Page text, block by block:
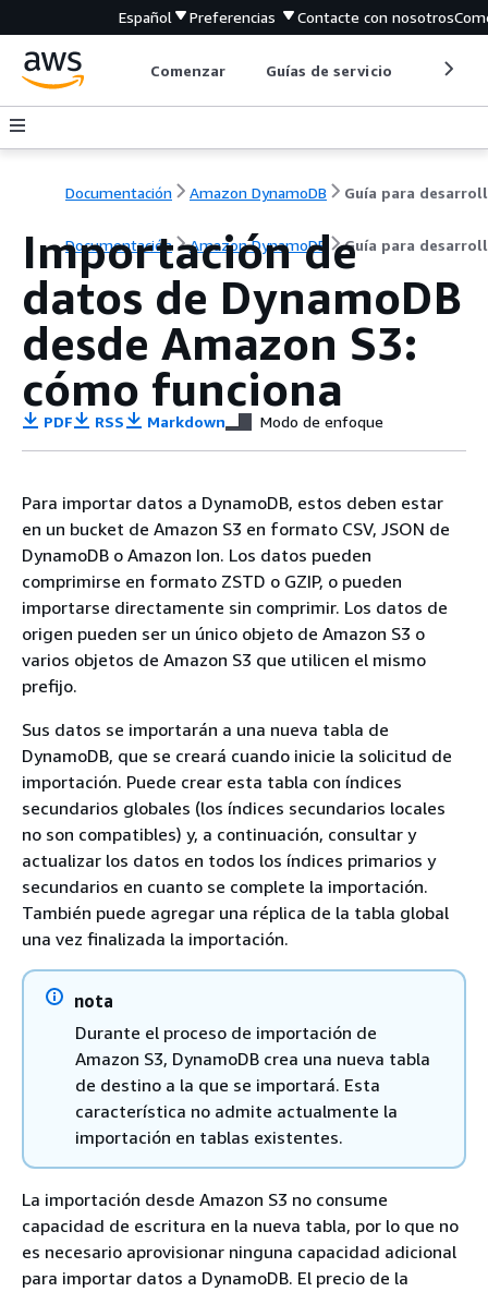
Español Preferencias Contacte con nosotros
Comenzar Guías de servicio
Documentación Amazon DynamoDB
Documentación Amazon DynamoDB Guía para
Importación de
datos de DynamoDB
desde Amazon S3:
cómo funciona
PDF RSS Markdown Modo de enfoque
Para importar datos a DynamoDB, estos deben estar
en un bucket de Amazon S3 en formato CSV, JSON de
DynamoDB o Amazon Ion. Los datos pueden
comprimirse en formato ZSTD o GZIP, o pueden
importarse directamente sin comprimir. Los datos de
origen pueden ser un único objeto de Amazon S3 o
varios objetos de Amazon S3 que utilicen el mismo
prefijo.
Sus datos se importarán a una nueva tabla de
DynamoDB, que se creará cuando inicie la solicitud de
importación. Puede crear esta tabla con índices
secundarios globales (los índices secundarios locales
no son compatibles) y, a continuación, consultar y
actualizar los datos en todos los índices primarios y
secundarios en cuanto se complete la importación.
También puede agregar una réplica de la tabla global
una vez finalizada la importación.
nota
Durante el proceso de importación de
Amazon S3, DynamoDB crea una nueva tabla
de destino a la que se importará. Esta
característica no admite actualmente la
importación en tablas existentes.
La importación desde Amazon S3 no consume
capacidad de escritura en la nueva tabla, por lo que no
es necesario aprovisionar ninguna capacidad adicional
para importar datos a DynamoDB. El precio de la